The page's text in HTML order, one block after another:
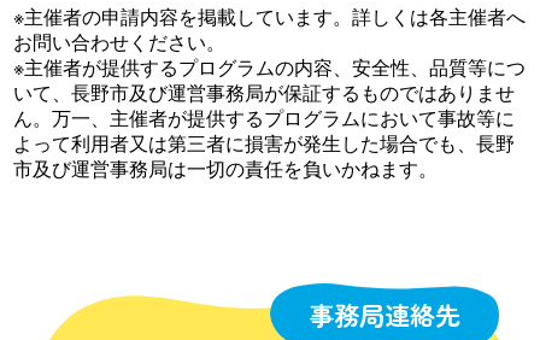
※主催者の申請内容を掲載しています。詳しくは各主催者へ
お問い合わせください。
※主催者が提供するプログラムの内容、安全性、品質等につ
いて、長野市及び運営事務局が保証するものではありませ
ん。万一、主催者が提供するプログラムにおいて事故等に
よって利用者又は第三者に損害が発生した場合でも、長野
市及び運営事務局は一切の責任を負いかねます。
事務局連絡先